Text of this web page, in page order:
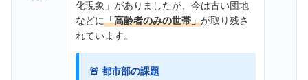
化現象」がありましたが、今は古い団地
などに「高齢者のみの世帯」が取り残さ
れています。
🚨 都市部の課題